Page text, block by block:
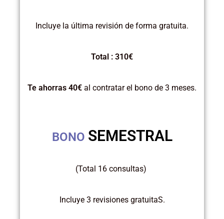
Incluye la última revisión de forma gratuita.
Total : 310€
Te ahorras 40€ al contratar el bono de 3 meses.
BONO SEMESTRAL
(Total 16 consultas)
Incluye 3 revisiones gratuitaS.